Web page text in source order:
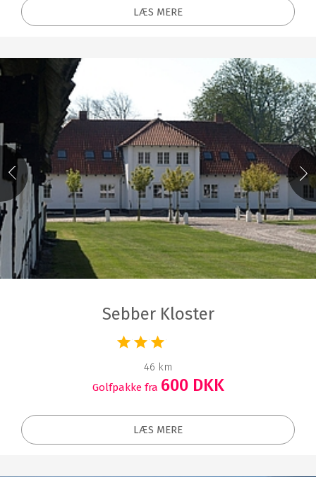
LÆS MERE
Sebber Kloster
46 km
Golfpakke fra 600 DKK
LÆS MERE